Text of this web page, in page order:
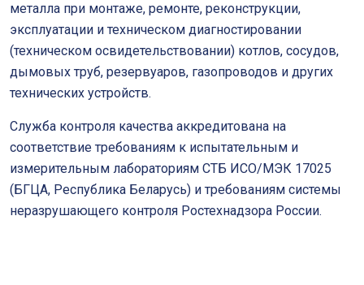
металла при монтаже, ремонте, реконструкции,
эксплуатации и техническом диагностировании
(техническом освидетельствовании) котлов, сосудов,
дымовых труб, резервуаров, газопроводов и других
технических устройств.
Служба контроля качества аккредитована на
соответствие требованиям к испытательным и
измерительным лабораториям СТБ ИСО/МЭК 17025
(БГЦА, Республика Беларусь) и требованиям системы
неразрушающего контроля Ростехнадзора России.